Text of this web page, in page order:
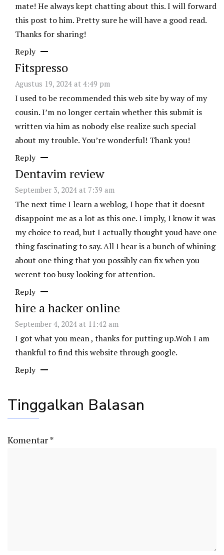
mate! He always kept chatting about this. I will forward
this post to him. Pretty sure he will have a good read.
Thanks for sharing!
Reply
Fitspresso
Agustus 19, 2024 at 4:49 pm
I used to be recommended this web site by way of my
cousin. I’m no longer certain whether this submit is
written via him as nobody else realize such special
about my trouble. You’re wonderful! Thank you!
Reply
Dentavim review
September 3, 2024 at 7:39 am
The next time I learn a weblog, I hope that it doesnt
disappoint me as a lot as this one. I imply, I know it was
my choice to read, but I actually thought youd have one
thing fascinating to say. All I hear is a bunch of whining
about one thing that you possibly can fix when you
werent too busy looking for attention.
Reply
hire a hacker online
September 4, 2024 at 11:42 am
I got what you mean , thanks for putting up.Woh I am
thankful to find this website through google.
Reply
Tinggalkan Balasan
Komentar*